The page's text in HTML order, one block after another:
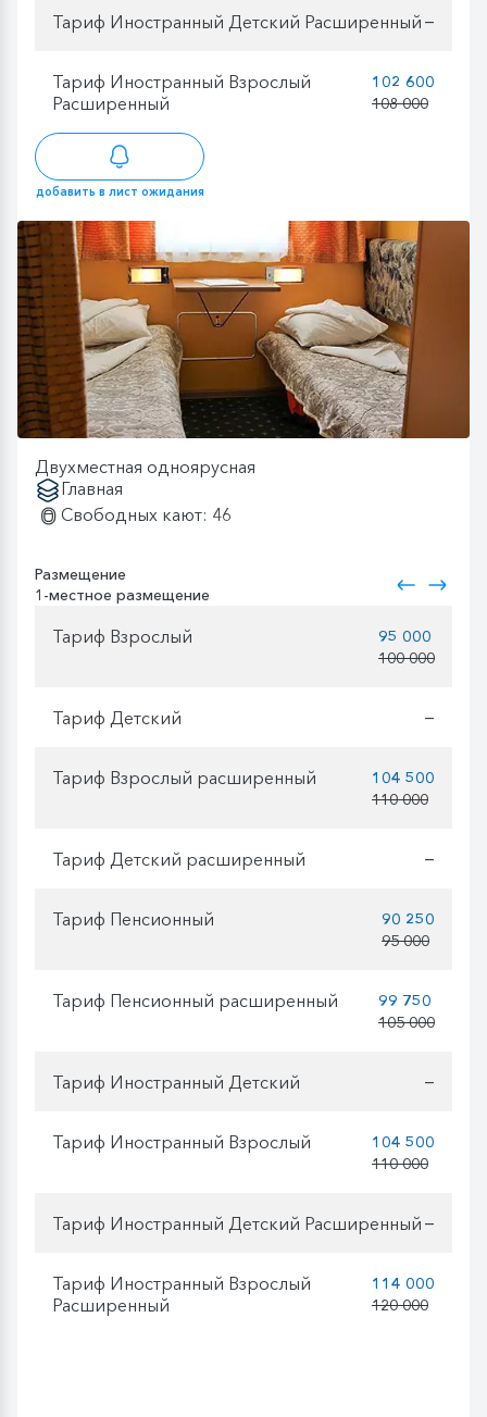
Тариф Иностранный Детский Расширенный —
Тариф Иностранный Взрослый
Расширенный
102 600
108 000
добавить в лист ожидания
Двухместная одноярусная
Главная
Свободных кают: 46
Размещение
1-местное размещение
Тариф Взрослый
95 000
100 000
Тариф Детский —
Тариф Взрослый расширенный
104 500
110 000
Тариф Детский расширенный —
Тариф Пенсионный
90 250
95 000
Тариф Пенсионный расширенный
99 750
105 000
Тариф Иностранный Детский —
Тариф Иностранный Взрослый
104 500
110 000
Тариф Иностранный Детский Расширенный —
Тариф Иностранный Взрослый
Расширенный
114 000
120 000